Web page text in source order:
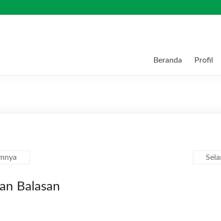
Beranda Profil
Balasan